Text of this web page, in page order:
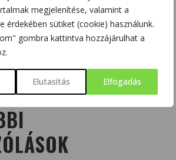
megjelenítése, valamint a
érdekében sütiket (cookie) használunk.
gombra kattintva hozzájárulhat a
Elutasítás Elfogadás